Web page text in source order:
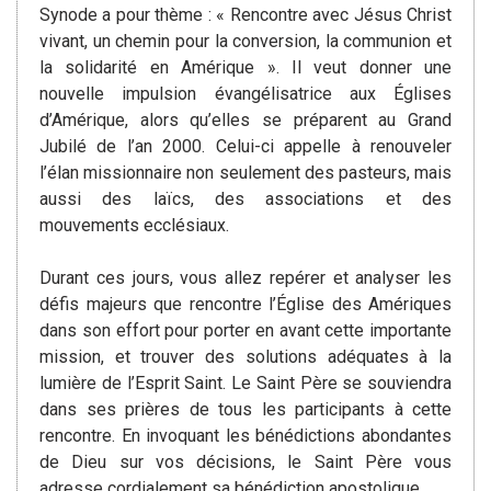
Synode a pour thème : « Rencontre avec Jésus Christ
vivant, un chemin pour la conversion, la communion et
la solidarité en Amérique ». Il veut donner une
nouvelle impulsion évangélisatrice aux Églises
d’Amérique, alors qu’elles se préparent au Grand
Jubilé de l’an 2000. Celui-ci appelle à renouveler
l’élan missionnaire non seulement des pasteurs, mais
aussi des laïcs, des associations et des
mouvements ecclésiaux.
Durant ces jours, vous allez repérer et analyser les
défis majeurs que rencontre l’Église des Amériques
dans son effort pour porter en avant cette importante
mission, et trouver des solutions adéquates à la
lumière de l’Esprit Saint. Le Saint Père se souviendra
dans ses prières de tous les participants à cette
rencontre. En invoquant les bénédictions abondantes
de Dieu sur vos décisions, le Saint Père vous